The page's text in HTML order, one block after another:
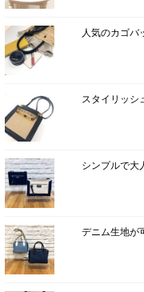
人気のカゴバ
スタイリッシ
シンプルで大
デニム生地が